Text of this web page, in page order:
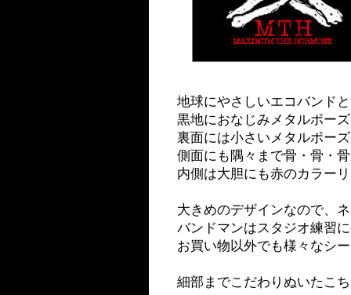
地球にやさしいエコバンド
黒地におなじみメタルポー
裏面には小さいメタルポー
側面にも隅々まで骨・骨・
内側は大胆にも赤のカラー
大きめのデザインなので、
バンドマンはスタジオ練習
お買い物以外でも様々なシ
細部までこだわりぬいたこ